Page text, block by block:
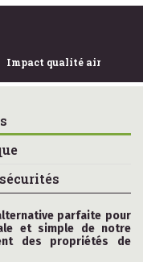
Isolation chaud
parfaite pour
et simple de notre
des propriétés de